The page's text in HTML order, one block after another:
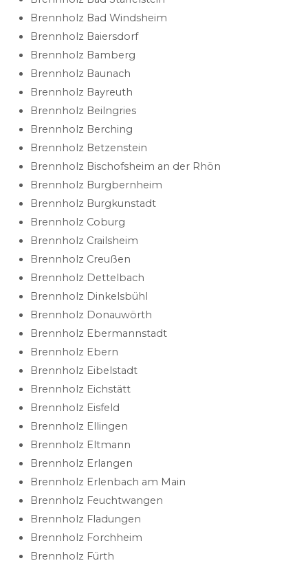
Brennholz Bad Windsheim
Brennholz Baiersdorf
Brennholz Bamberg
Brennholz Baunach
Brennholz Bayreuth
Brennholz Beilngries
Brennholz Berching
Brennholz Betzenstein
Brennholz Bischofsheim an der Rhön
Brennholz Burgbernheim
Brennholz Burgkunstadt
Brennholz Coburg
Brennholz Crailsheim
Brennholz Creußen
Brennholz Dettelbach
Brennholz Dinkelsbühl
Brennholz Donauwörth
Brennholz Ebermannstadt
Brennholz Ebern
Brennholz Eibelstadt
Brennholz Eichstätt
Brennholz Eisfeld
Brennholz Ellingen
Brennholz Eltmann
Brennholz Erlangen
Brennholz Erlenbach am Main
Brennholz Feuchtwangen
Brennholz Fladungen
Brennholz Forchheim
Brennholz Fürth